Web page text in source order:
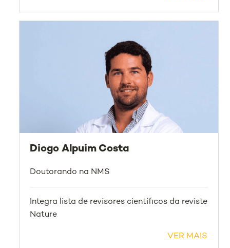
Diogo Alpuim Costa
Doutorando na NMS
Integra lista de revisores científicos da reviste
Nature
VER MAIS